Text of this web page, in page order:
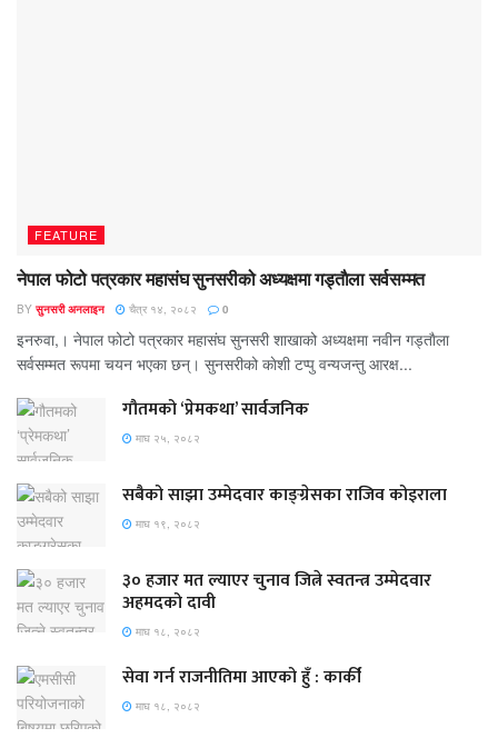
FEATURE
नेपाल फोटो पत्रकार महासंघ सुनसरीको अध्यक्षमा गड्ताैला सर्वसम्मत
BY सुनसरी अनलाइन चैत्र १४, २०८२ 0
इनरुवा,। नेपाल फोटो पत्रकार महासंघ सुनसरी शाखाको अध्यक्षमा नवीन गड्ताैला
सर्वसम्मत रूपमा चयन भएका छन्। सुनसरीको काेशी टप्पु वन्यजन्तु आरक्ष...
गौतमको ‘प्रेमकथा’ सार्वजनिक
माघ २५, २०८२
सबैको साझा उम्मेदवार काङ्ग्रेसका राजिव कोइराला
माघ १९, २०८२
३० हजार मत ल्याएर चुनाव जित्ने स्वतन्त्र उम्मेदवार
अहमदको दावी
माघ १८, २०८२
सेवा गर्न राजनीतिमा आएको हुँ : कार्की
माघ १८, २०८२